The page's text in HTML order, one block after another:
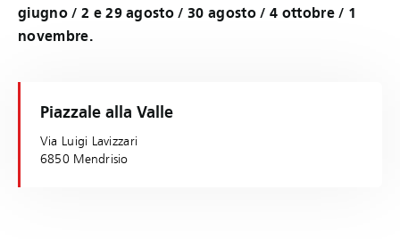
giugno / 2 e 29 agosto / 30 agosto / 4 ottobre / 1
novembre.
Piazzale alla Valle
Via Luigi Lavizzari
6850 Mendrisio